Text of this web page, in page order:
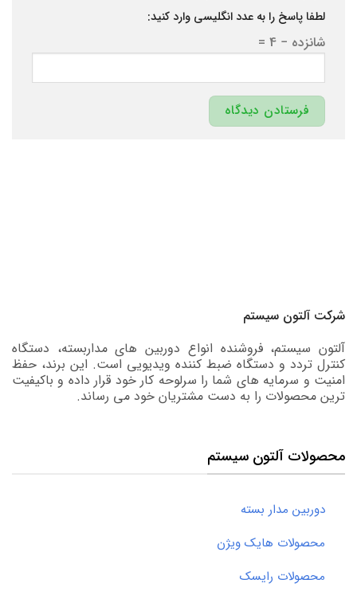
لطفا پاسخ را به عدد انگلیسی وارد کنید:
شانزده − 4 =
شرکت آلتون سیستم
آلتون سیستم، فروشنده انواع دوربین های مداربسته، دستگاه
کنترل تردد و دستگاه ضبط کننده ویدیویی است. این برند، حفظ
امنیت و سرمایه های شما را سرلوحه کار خود قرار داده و باکیفیت
ترین محصولات را به دست مشتریان خود می رساند.
محصولات آلتون سیستم
دوربین مدار بسته
محصولات هایک ویژن
محصولات رایسک